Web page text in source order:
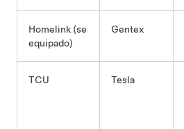
Homelink (se
equipado)
Gentex
TCU Tesla